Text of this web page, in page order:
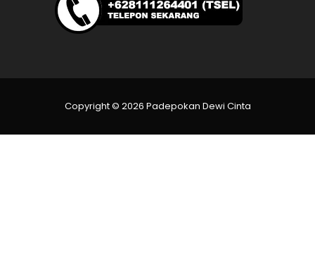
Copyright © 2026 Padepokan Dewi Cinta